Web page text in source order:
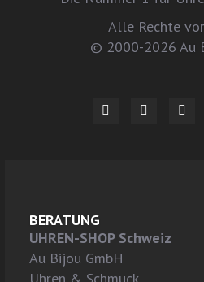
Alle Rechte
© 2000-2026 Au
BERATUNG
UHREN-SHOP Schweiz
Au Bijou GmbH